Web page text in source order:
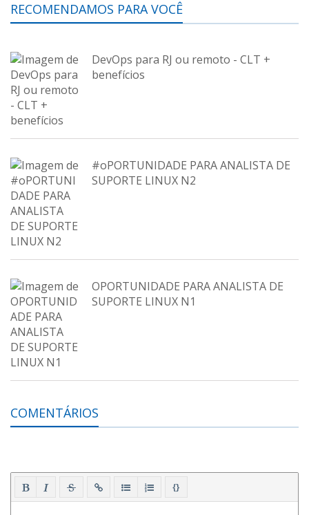
RECOMENDAMOS PARA VOCÊ
DevOps para RJ ou remoto - CLT +
benefícios
#oPORTUNIDADE PARA ANALISTA DE
SUPORTE LINUX N2
OPORTUNIDADE PARA ANALISTA DE
SUPORTE LINUX N1
COMENTÁRIOS
{}